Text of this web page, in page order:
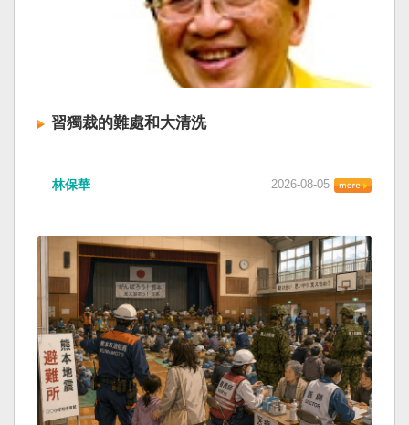
習獨裁的難處和大清洗
林保華 2026-08-05